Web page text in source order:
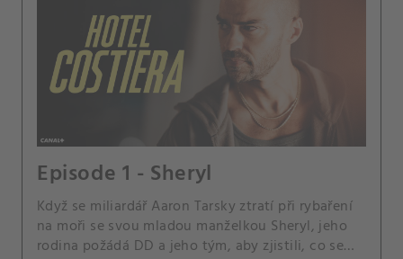
Episode 1 - Sheryl
Když se miliardář Aaron Tarsky ztratí při rybaření
na moři se svou mladou manželkou Sheryl, jeho
rodina požádá DD a jeho tým, aby zjistili, co se